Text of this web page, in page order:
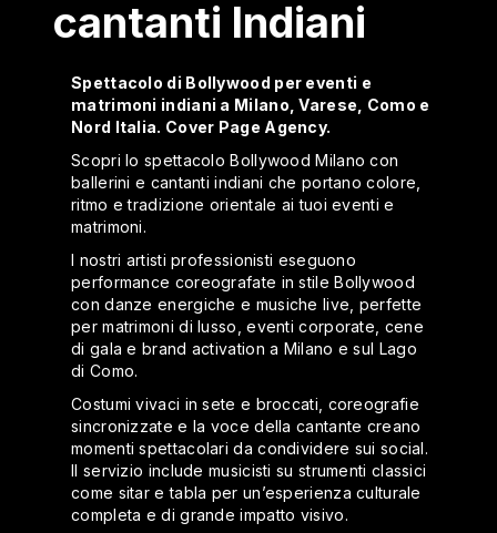
cantanti Indiani
Spettacolo di Bollywood per eventi e
matrimoni indiani a Milano, Varese, Como e
Nord Italia. Cover Page Agency.
Scopri lo spettacolo Bollywood Milano con
ballerini e cantanti indiani che portano colore,
ritmo e tradizione orientale ai tuoi eventi e
matrimoni.
I nostri artisti professionisti eseguono
performance coreografate in stile Bollywood
con danze energiche e musiche live, perfette
per matrimoni di lusso, eventi corporate, cene
di gala e brand activation a Milano e sul Lago
di Como.
Costumi vivaci in sete e broccati, coreografie
sincronizzate e la voce della cantante creano
momenti spettacolari da condividere sui social.
Il servizio include musicisti su strumenti classici
come sitar e tabla per un’esperienza culturale
completa e di grande impatto visivo.